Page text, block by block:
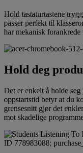
Hold tastaturtastene
passer perfekt til
har mekanisk forankrede
Hold deg
Det er enkelt å holde
oppstartstid betyr at du
grensesnitt gjør det
mot skadelige